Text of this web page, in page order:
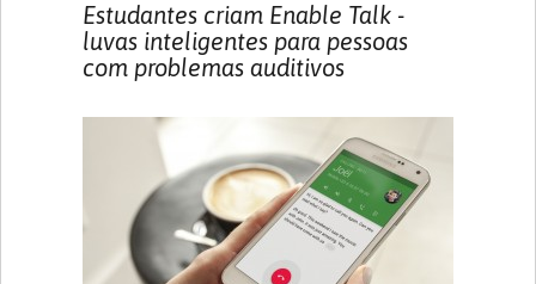
Estudantes criam Enable Talk -
luvas inteligentes para pessoas
com problemas auditivos